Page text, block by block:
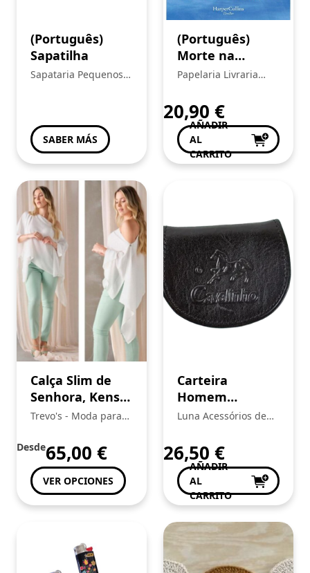
(Português)
Sapatilha
Sapataria Pequenos
SABER MÁS
(Português)
Morte na
Cornualha de
Papelaria Livraria
20,90 €
AÑADIR
AL
CARRITO
Calça Slim de
Senhora, Kensy
Byanna
Trevo's - Moda para
Desde65,00 €
VER OPCIONES
Carteira
Homem
Cavalinho
Luna Acessórios de
26,50 €
AÑADIR
AL
CARRITO